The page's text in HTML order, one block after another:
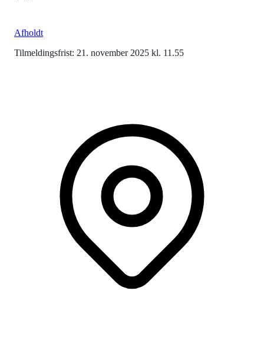
Afholdt
Tilmeldingsfrist: 21. november 2025 kl. 11.55